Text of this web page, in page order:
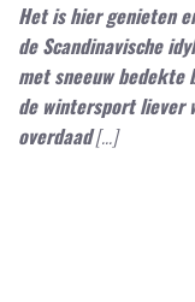
Het is hier genieten
de Scandinavische
met sneeuw bedekte
de wintersport liever
overdaad[...]